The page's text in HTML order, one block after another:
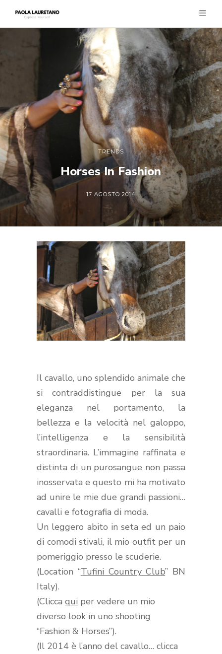
TRENDS
Horses In Fashion
17 AGOSTO 2014
Il cavallo, uno splendido animale che
si contraddistingue per la sua
eleganza nel portamento, la
bellezza e la velocità nel galoppo,
l’intelligenza e la sensibilità
straordinaria. L’immagine raffinata e
distinta di un purosangue non passa
inosservata e questo mi ha motivato
ad unire le mie due grandi passioni…
cavalli e fotografia di moda.
Un leggero abito in seta ed un paio
di comodi stivali, il mio outfit per un
pomeriggio presso le scuderie.
(Location “Tufini Country Club” BN
Italy).
(Clicca qui per vedere un mio
diverso look in uno shooting
“Fashion & Horses”).
(Il 2014 è l’anno del cavallo… clicca